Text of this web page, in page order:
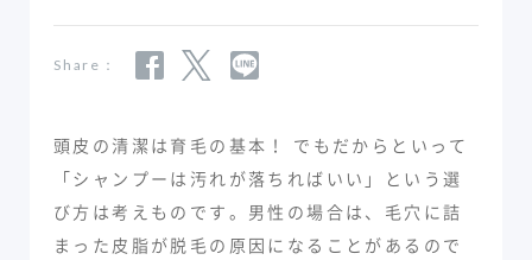
Share：
頭皮の清潔は育毛の基本！ でもだからといって
「シャンプーは汚れが落ちればいい」という選
び方は考えものです。男性の場合は、毛穴に詰
まった皮脂が脱毛の原因になることがあるので